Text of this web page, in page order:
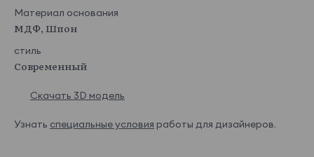
Материал основания
МДФ, Шпон
стиль
Современный
Скачать 3D модель
Узнать специальные условия работы для дизайнеров.